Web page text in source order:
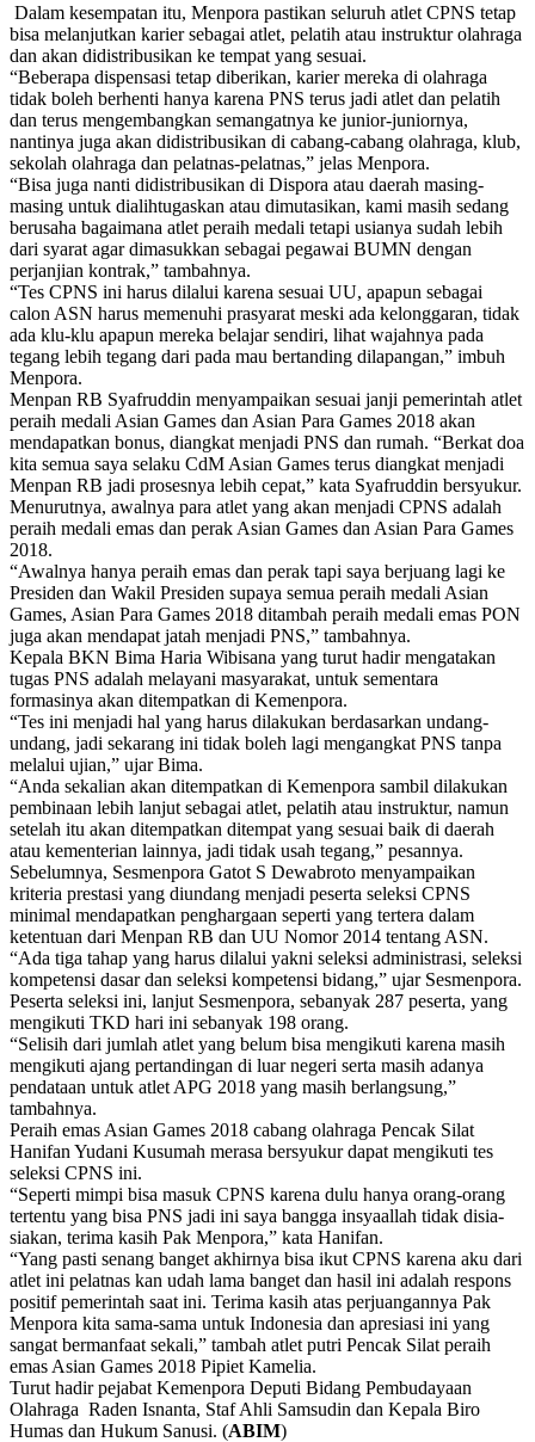
Dalam kesempatan itu, Menpora pastikan seluruh atlet CPNS tetap
bisa melanjutkan karier sebagai atlet, pelatih atau instruktur olahraga
dan akan didistribusikan ke tempat yang sesuai.
“Beberapa dispensasi tetap diberikan, karier mereka di olahraga
tidak boleh berhenti hanya karena PNS terus jadi atlet dan pelatih
dan terus mengembangkan semangatnya ke junior-juniornya,
nantinya juga akan didistribusikan di cabang-cabang olahraga, klub,
sekolah olahraga dan pelatnas-pelatnas,” jelas Menpora.
“Bisa juga nanti didistribusikan di Dispora atau daerah masing-
masing untuk dialihtugaskan atau dimutasikan, kami masih sedang
berusaha bagaimana atlet peraih medali tetapi usianya sudah lebih
dari syarat agar dimasukkan sebagai pegawai BUMN dengan
perjanjian kontrak,” tambahnya.
“Tes CPNS ini harus dilalui karena sesuai UU, apapun sebagai
calon ASN harus memenuhi prasyarat meski ada kelonggaran, tidak
ada klu-klu apapun mereka belajar sendiri, lihat wajahnya pada
tegang lebih tegang dari pada mau bertanding dilapangan,” imbuh
Menpora.
Menpan RB Syafruddin menyampaikan sesuai janji pemerintah atlet
peraih medali Asian Games dan Asian Para Games 2018 akan
mendapatkan bonus, diangkat menjadi PNS dan rumah. “Berkat doa
kita semua saya selaku CdM Asian Games terus diangkat menjadi
Menpan RB jadi prosesnya lebih cepat,” kata Syafruddin bersyukur.
Menurutnya, awalnya para atlet yang akan menjadi CPNS adalah
peraih medali emas dan perak Asian Games dan Asian Para Games
2018.
“Awalnya hanya peraih emas dan perak tapi saya berjuang lagi ke
Presiden dan Wakil Presiden supaya semua peraih medali Asian
Games, Asian Para Games 2018 ditambah peraih medali emas PON
juga akan mendapat jatah menjadi PNS,” tambahnya.
Kepala BKN Bima Haria Wibisana yang turut hadir mengatakan
tugas PNS adalah melayani masyarakat, untuk sementara
formasinya akan ditempatkan di Kemenpora.
“Tes ini menjadi hal yang harus dilakukan berdasarkan undang-
undang, jadi sekarang ini tidak boleh lagi mengangkat PNS tanpa
melalui ujian,” ujar Bima.
“Anda sekalian akan ditempatkan di Kemenpora sambil dilakukan
pembinaan lebih lanjut sebagai atlet, pelatih atau instruktur, namun
setelah itu akan ditempatkan ditempat yang sesuai baik di daerah
atau kementerian lainnya, jadi tidak usah tegang,” pesannya.
Sebelumnya, Sesmenpora Gatot S Dewabroto menyampaikan
kriteria prestasi yang diundang menjadi peserta seleksi CPNS
minimal mendapatkan penghargaan seperti yang tertera dalam
ketentuan dari Menpan RB dan UU Nomor 2014 tentang ASN.
“Ada tiga tahap yang harus dilalui yakni seleksi administrasi, seleksi
kompetensi dasar dan seleksi kompetensi bidang,” ujar Sesmenpora.
Peserta seleksi ini, lanjut Sesmenpora, sebanyak 287 peserta, yang
mengikuti TKD hari ini sebanyak 198 orang.
“Selisih dari jumlah atlet yang belum bisa mengikuti karena masih
mengikuti ajang pertandingan di luar negeri serta masih adanya
pendataan untuk atlet APG 2018 yang masih berlangsung,”
tambahnya.
Peraih emas Asian Games 2018 cabang olahraga Pencak Silat
Hanifan Yudani Kusumah merasa bersyukur dapat mengikuti tes
seleksi CPNS ini.
“Seperti mimpi bisa masuk CPNS karena dulu hanya orang-orang
tertentu yang bisa PNS jadi ini saya bangga insyaallah tidak disia-
siakan, terima kasih Pak Menpora,” kata Hanifan.
“Yang pasti senang banget akhirnya bisa ikut CPNS karena aku dari
atlet ini pelatnas kan udah lama banget dan hasil ini adalah respons
positif pemerintah saat ini. Terima kasih atas perjuangannya Pak
Menpora kita sama-sama untuk Indonesia dan apresiasi ini yang
sangat bermanfaat sekali,” tambah atlet putri Pencak Silat peraih
emas Asian Games 2018 Pipiet Kamelia.
Turut hadir pejabat Kemenpora Deputi Bidang Pembudayaan
Olahraga Raden Isnanta, Staf Ahli Samsudin dan Kepala Biro
Humas dan Hukum Sanusi. (ABIM)